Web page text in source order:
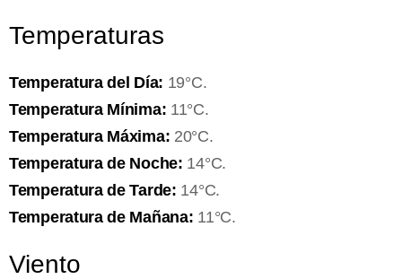
Temperaturas
Temperatura del Día: 19°C.
Temperatura Mínima: 11°C.
Temperatura Máxima: 20°C.
Temperatura de Noche: 14°C.
Temperatura de Tarde: 14°C.
Temperatura de Mañana: 11°C.
Viento